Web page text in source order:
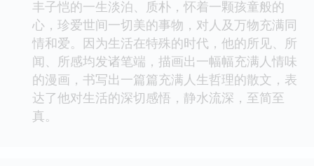
丰子恺的一生淡泊、质朴，怀着一颗孩童般的
心，珍爱世间一切美的事物，对人及万物充满同
情和爱。因为生活在特殊的时代，他的所见、所
闻、所感均发诸笔端，描画出一幅幅充满人情味
的漫画，书写出一篇篇充满人生哲理的散文，表
达了他对生活的深切感悟，静水流深，至简至
真。